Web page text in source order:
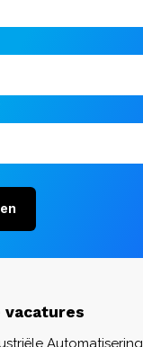
vacatures
Automatisering